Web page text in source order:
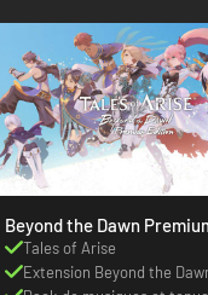
Beyond the Dawn
Edition
Tales of Arise
Extension Beyond the